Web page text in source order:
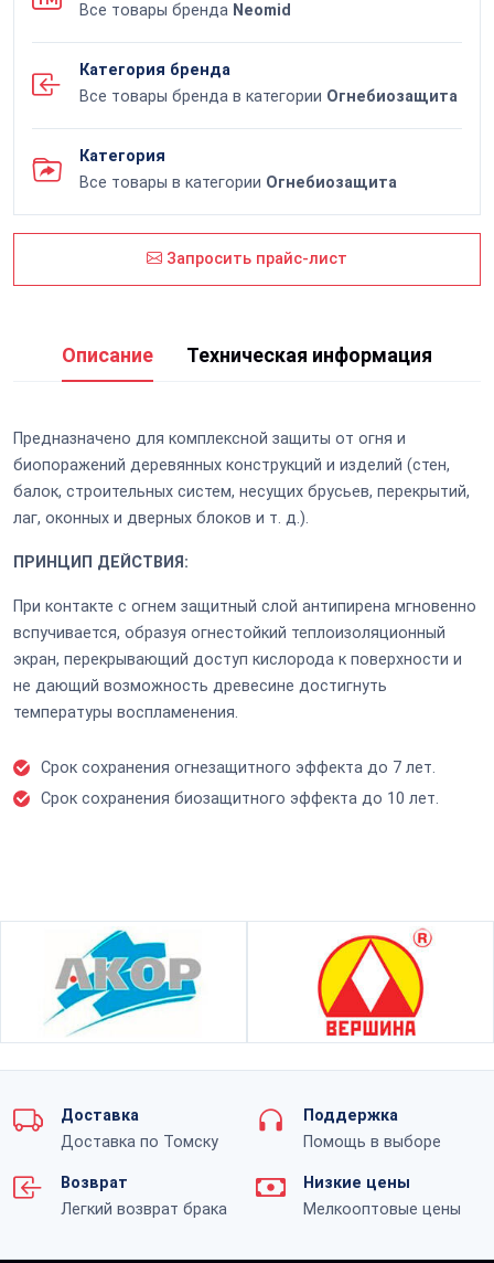
Все товары бренда Neomid
Категория бренда
Все товары бренда в категории Огнебиозащита
Категория
Все товары в категории Огнебиозащита
Запросить прайс-лист
Описание Техническая информация
Предназначено для комплексной защиты от огня и
биопоражений деревянных конструкций и изделий (стен,
балок, строительных систем, несущих брусьев, перекрытий,
лаг, оконных и дверных блоков и т. д.).
ПРИНЦИП ДЕЙСТВИЯ:
При контакте с огнем защитный слой антипирена мгновенно
вспучивается, образуя огнестойкий теплоизоляционный
экран, перекрывающий доступ кислорода к поверхности и
не дающий возможность древесине достигнуть
температуры воспламенения.
Срок сохранения огнезащитного эффекта до 7 лет.
Срок сохранения биозащитного эффекта до 10 лет.
Доставка
Доставка по Томску
Поддержка
Помощь в выборе
Возврат
Легкий возврат брака
Низкие цены
Мелкооптовые цены